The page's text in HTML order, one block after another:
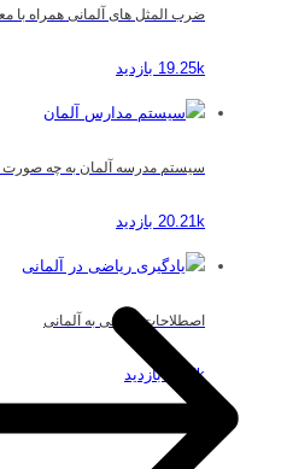
ضرب المثل های آلمانی همراه با
19.25k بازدید
سیستم مدرسه آلمان به چه
20.21k بازدید
اصطلاحات ریاضی به آلمانی
19.5k بازدید